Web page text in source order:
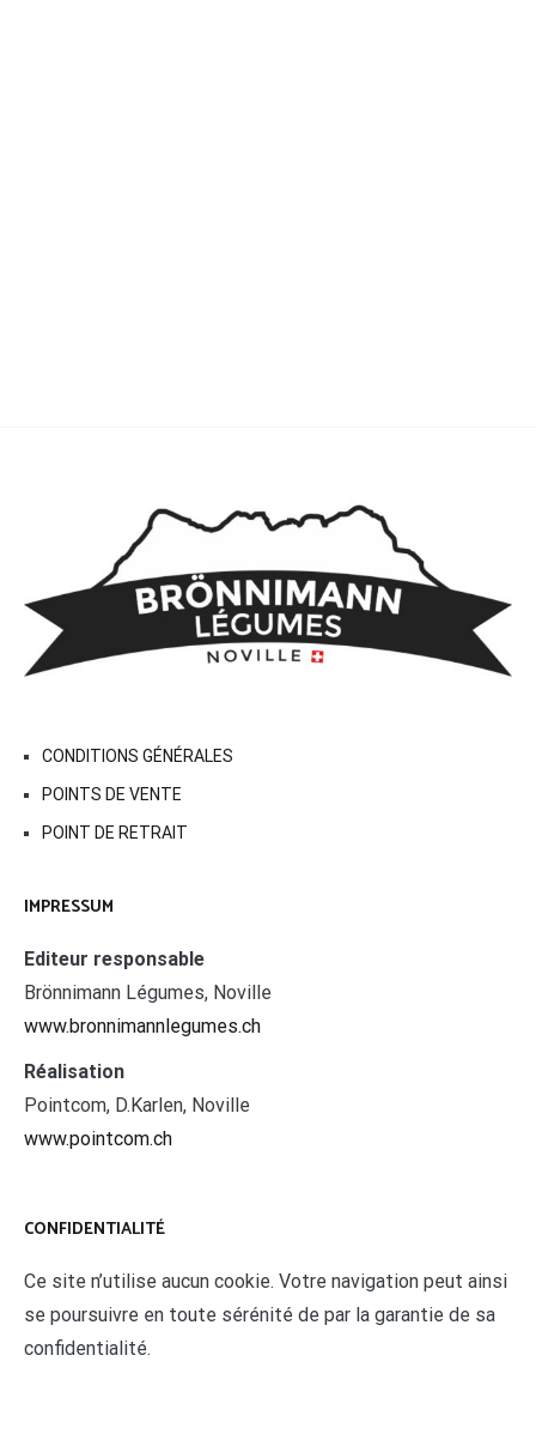
CONDITIONS GÉNÉRALES
POINTS DE VENTE
POINT DE RETRAIT
IMPRESSUM
Editeur responsable
Brönnimann Légumes, Noville
www.bronnimannlegumes.ch
Réalisation
Pointcom, D.Karlen, Noville
www.pointcom.ch
CONFIDENTIALITÉ
Ce site n’utilise aucun cookie. Votre navigation peut ainsi
se poursuivre en toute sérénité de par la garantie de sa
confidentialité.